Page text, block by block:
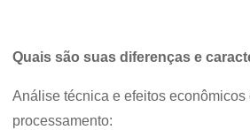
Quais são suas diferenças e
Análise técnica e efeitos econômicos
processamento: